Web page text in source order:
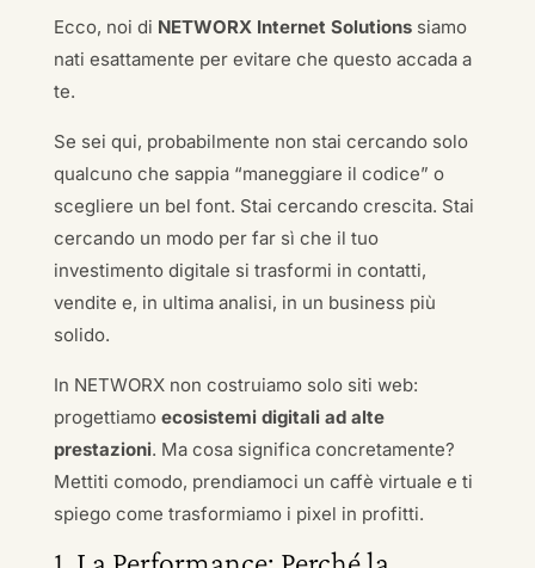
Ecco, noi di NETWORX Internet Solutionssiamo
nati esattamente per evitare che questo accada a
te.
Se sei qui, probabilmente non stai cercando solo
qualcuno che sappia “maneggiare il codice” o
scegliere un bel font. Stai cercando crescita. Stai
cercando un modo per far sì che il tuo
investimento digitale si trasformi in contatti,
vendite e, in ultima analisi, in un business più
solido.
In NETWORX non costruiamo solo siti web:
progettiamo ecosistemi digitali ad alte
prestazioni. Ma cosa significa concretamente?
Mettiti comodo, prendiamoci un caffè virtuale e ti
spiego come trasformiamo i pixel in profitti.